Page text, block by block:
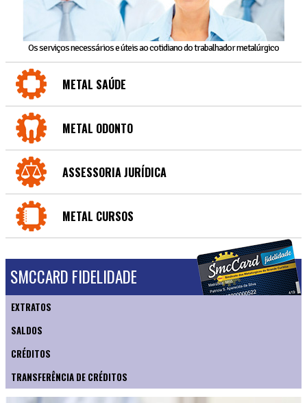
Os serviços necessários e úteis ao cotidiano do trabalhador metalúrgico
METAL SAÚDE
METAL ODONTO
ASSESSORIA JURÍDICA
METAL CURSOS
SMCCARD FIDELIDADE
EXTRATOS
SALDOS
CRÉDITOS
TRANSFERÊNCIA DE CRÉDITOS